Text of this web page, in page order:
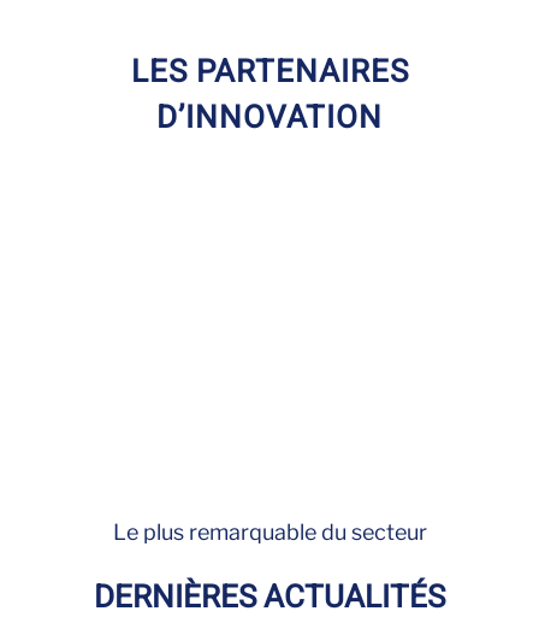
LES PARTENAIRES
D’INNOVATION
Le plus remarquable du secteur
DERNIÈRES ACTUALITÉS